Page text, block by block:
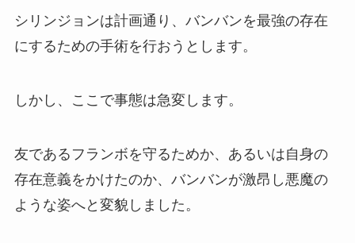
シリンジョンは計画通り、バンバンを最強の存在
にするための手術を行おうとします。
しかし、ここで事態は急変します。
友であるフランボを守るためか、あるいは自身の
存在意義をかけたのか、バンバンが激昂し悪魔の
ような姿へと変貌しました。